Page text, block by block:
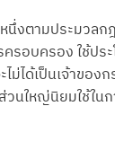
นึ่งตามประมวล
รอบครอง ใช้ป
ม่ได้เป็นเจ้าขอ
นใหญ่นิยมใช้ใน